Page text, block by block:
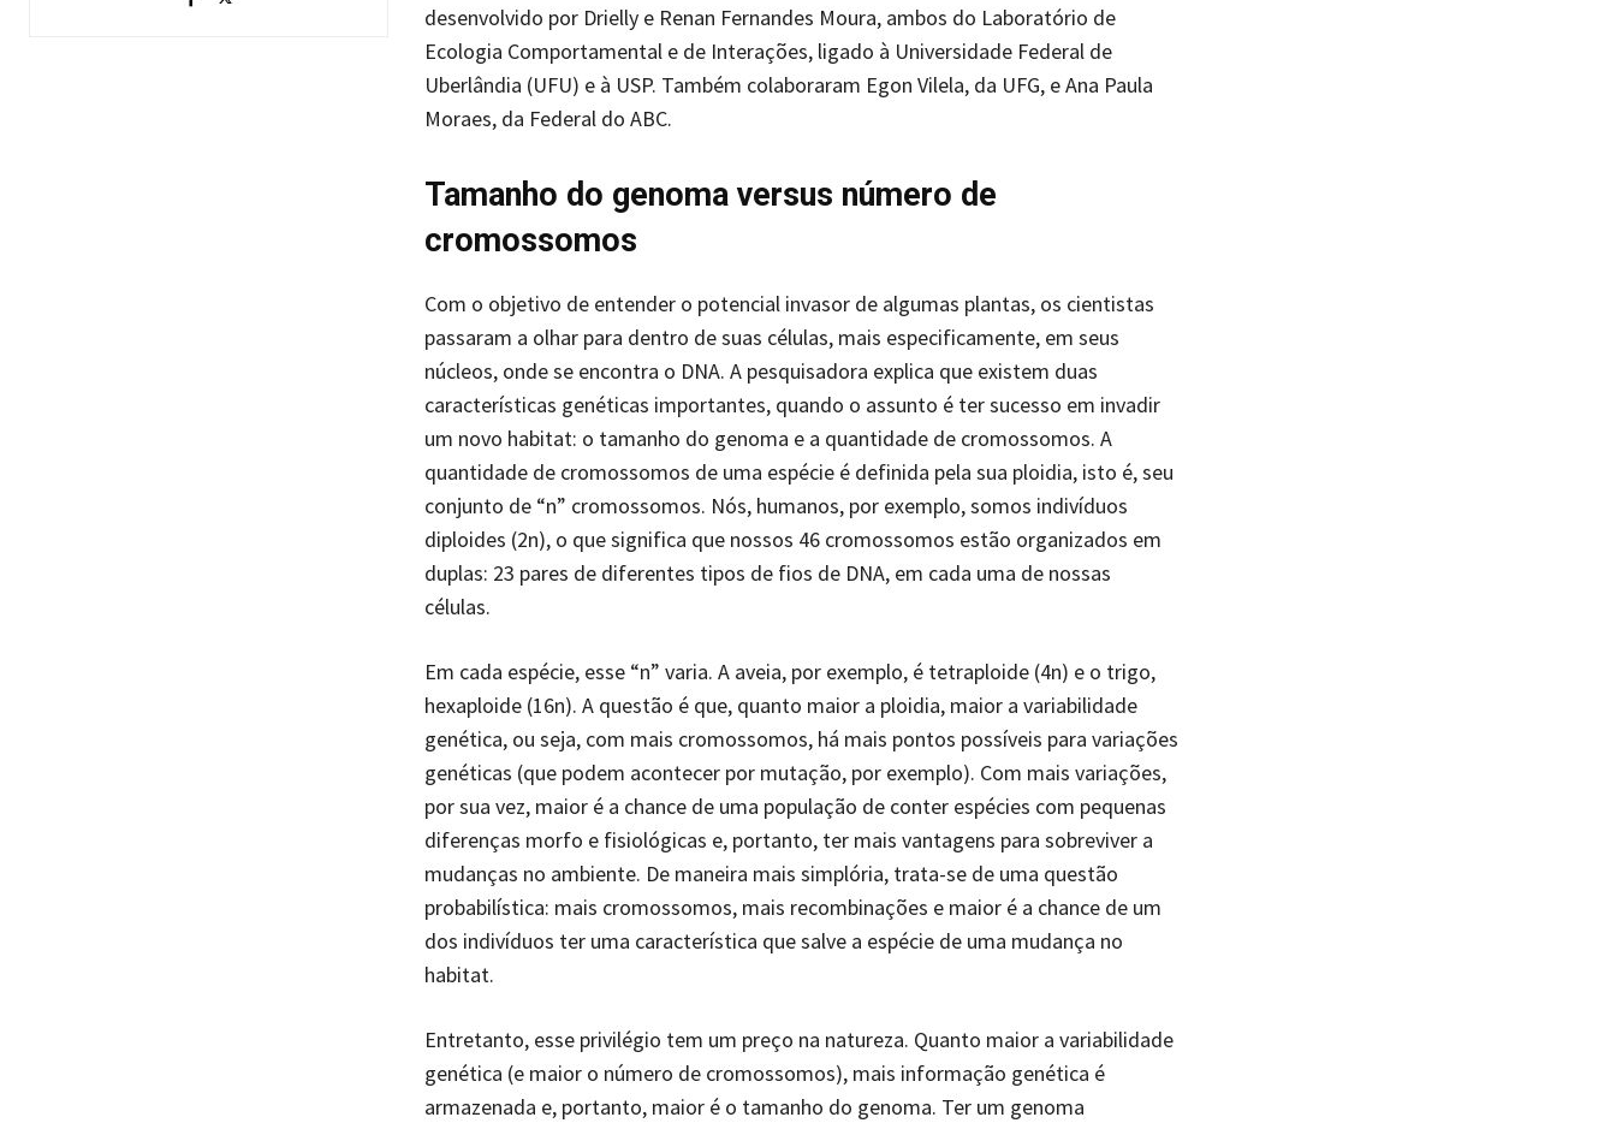
desenvolvido por Drielly e Renan Fernandes Moura, ambos do Laboratório de
Ecologia Comportamental e de Interações, ligado à Universidade Federal de
Uberlândia (UFU) e à USP. Também colaboraram Egon Vilela, da UFG, e Ana Paula
Moraes, da Federal do ABC.
Tamanho do genoma versus número de
cromossomos
Com o objetivo de entender o potencial invasor de algumas plantas, os cientistas
passaram a olhar para dentro de suas células, mais especificamente, em seus
núcleos, onde se encontra o DNA. A pesquisadora explica que existem duas
características genéticas importantes, quando o assunto é ter sucesso em invadir
um novo habitat: o tamanho do genoma e a quantidade de cromossomos. A
quantidade de cromossomos de uma espécie é definida pela sua ploidia, isto é, seu
conjunto de “n” cromossomos. Nós, humanos, por exemplo, somos indivíduos
diploides (2n), o que significa que nossos 46 cromossomos estão organizados em
duplas: 23 pares de diferentes tipos de fios de DNA, em cada uma de nossas
células.
Em cada espécie, esse “n” varia. A aveia, por exemplo, é tetraploide (4n) e o trigo,
hexaploide (16n). A questão é que, quanto maior a ploidia, maior a variabilidade
genética, ou seja, com mais cromossomos, há mais pontos possíveis para variações
genéticas (que podem acontecer por mutação, por exemplo). Com mais variações,
por sua vez, maior é a chance de uma população de conter espécies com pequenas
diferenças morfo e fisiológicas e, portanto, ter mais vantagens para sobreviver a
mudanças no ambiente. De maneira mais simplória, trata-se de uma questão
probabilística: mais cromossomos, mais recombinações e maior é a chance de um
dos indivíduos ter uma característica que salve a espécie de uma mudança no
habitat.
Entretanto, esse privilégio tem um preço na natureza. Quanto maior a variabilidade
genética (e maior o número de cromossomos), mais informação genética é
armazenada e, portanto, maior é o tamanho do genoma. Ter um genoma